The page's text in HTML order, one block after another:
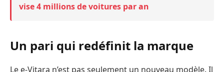
vise 4 millions de voitures par an
Un pari qui redéfinit la marque
Le e-Vitara n’est pas seulement un nouveau modèle. Il